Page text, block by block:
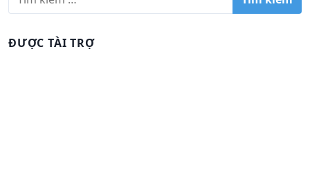
iĐƯỢC TÀI TRỢ